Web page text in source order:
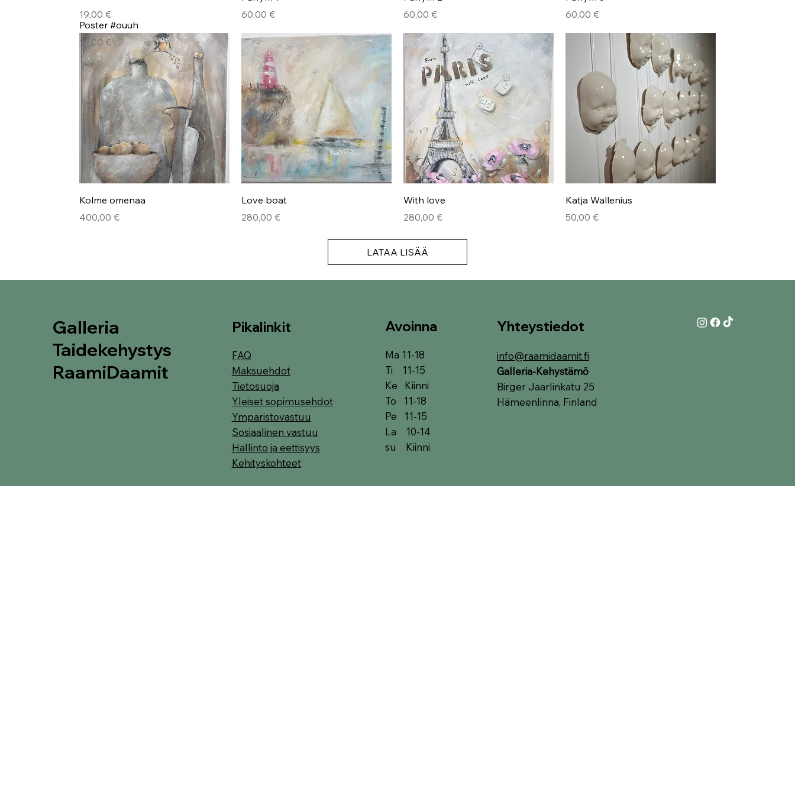
Hinta
19,00 €
Hinta
60,00 €
Hinta
60,00 €
Hinta
60,00 €
Pikakatselu
Kolme omenaa
Hinta
400,00 €
Love boat
Hinta
280,00 €
With love
Hinta
280,00 €
Pikakatselu
Katja Wallenius
Hinta
50,00 €
LATAA LISÄÄ
Pikakatselu
Poster #ouuh
Hinta
19,00 €
Galleria
Taidekehystys
RaamiDaamit
FAQ
Maksuehdot
Tietosuoja
Yleiset sopimusehdot
Ymparistovastuu
Sosiaalinen vastuu
Hallinto ja eettisyys
Kehityskohteet
Pikalinkit Yhteystiedot
info@raamidaamit.fi
Galleria-Kehystämö
Birger Jaarlinkatu 25
Hämeenlinna, Finland
Ma 11-18
Ti 11-15
Ke Kiinni
To 11-18
Pe 11-15
La 10-14
su Kiinni
Avoinna